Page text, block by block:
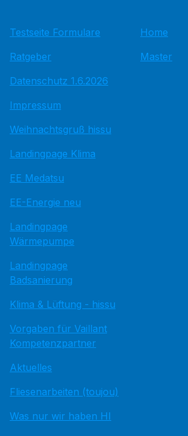
Testseite Formulare
Ratgeber
Datenschutz 1.6.2026
Impressum
Weihnachtsgruß hissu
Landingpage Klima
EE Medatsu
EE-Energie neu
Landingpage
Wärmepumpe
Landingpage
Badsanierung
Klima & Lüftung - hissu
Vorgaben für Vaillant
Kompetenzpartner
Aktuelles
Fliesenarbeiten (toujou)
Was nur wir haben HI
Home
Master